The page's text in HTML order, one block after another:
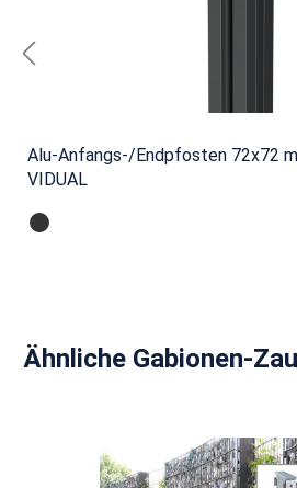
Alu-Anfangs-/Endpfosten 72x72
VIDUAL
Produktgalerie überspringen
Ähnliche Gabionen-